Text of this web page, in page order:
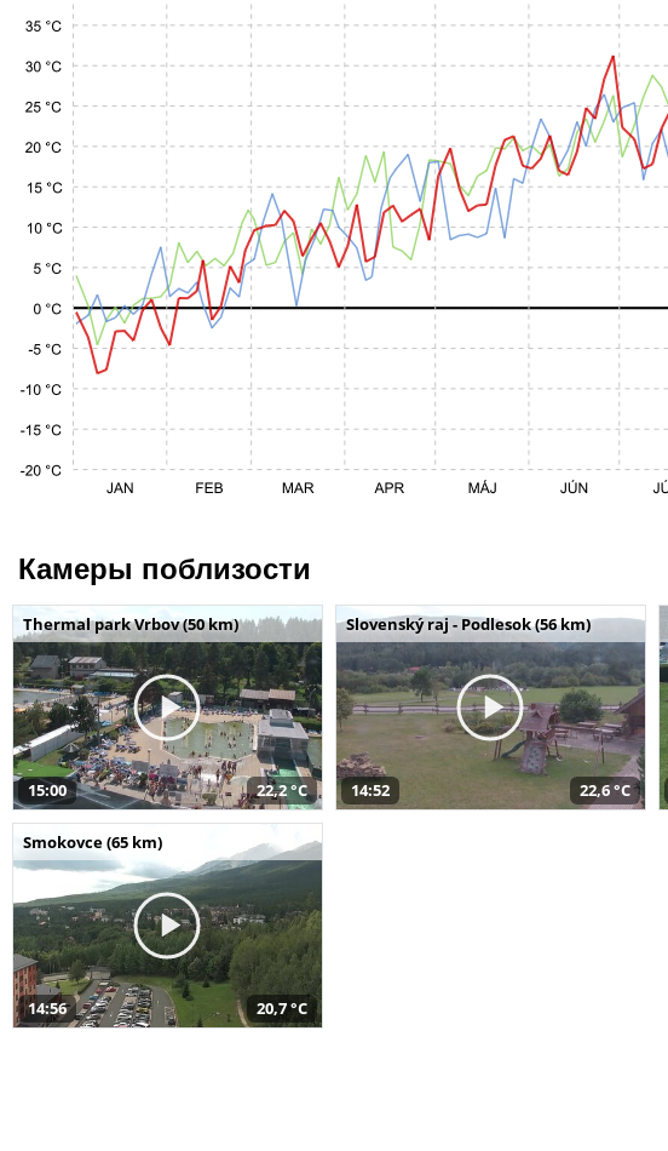
Камеры поблизости
Thermal park Vrbov (50 km)
15:00 22,2 °C
Slovenský raj - Podlesok (56 km)
14:52 22,6 °C
Smokovce (65 km)
14:56 20,7 °C